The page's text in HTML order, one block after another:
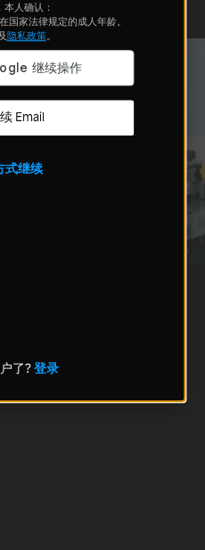
人确认：
国家法律规定的成人年龄。
隐私政策。
Email
式继续
了?登录